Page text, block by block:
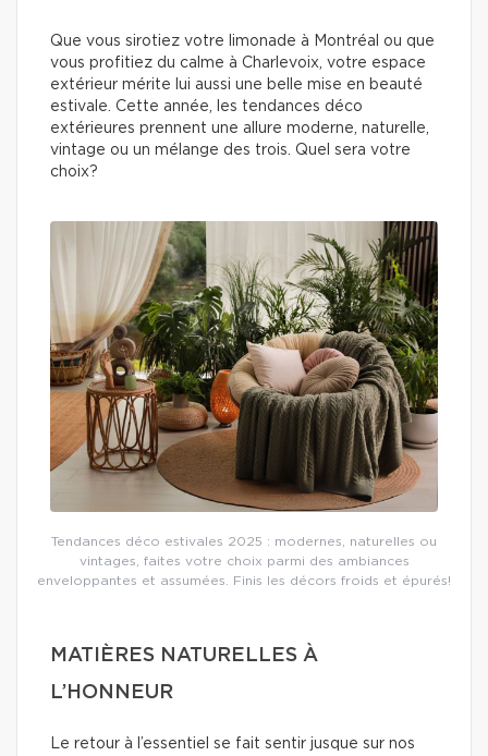
Que vous sirotiez votre limonade à Montréal ou que
vous profitiez du calme à Charlevoix, votre espace
extérieur mérite lui aussi une belle mise en beauté
estivale. Cette année, les tendances déco
extérieures prennent une allure moderne, naturelle,
vintage ou un mélange des trois. Quel sera votre
choix?
Tendances déco estivales 2025 : modernes, naturelles ou
vintages, faites votre choix parmi des ambiances
enveloppantes et assumées. Finis les décors froids et épurés!
MATIÈRES NATURELLES À
L’HONNEUR
Le retour à l’essentiel se fait sentir jusque sur nos